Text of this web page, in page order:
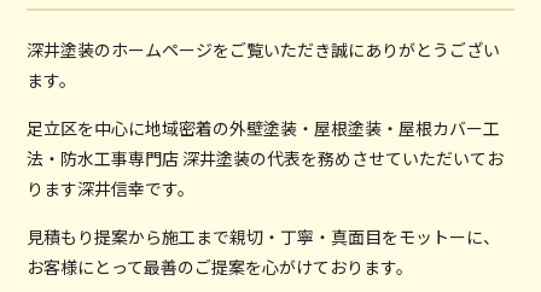
深井塗装のホームページをご覧いただき誠にありがとうござい
ます。
足立区を中心に地域密着の外壁塗装・屋根塗装・屋根カバー工
法・防水工事専門店 深井塗装の代表を務めさせていただいてお
ります深井信幸です。
見積もり提案から施工まで親切・丁寧・真面目をモットーに、
お客様にとって最善のご提案を心がけております。